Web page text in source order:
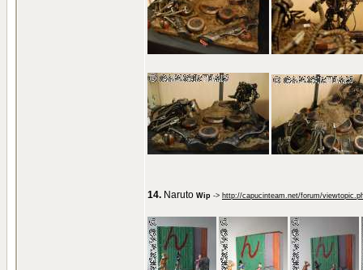
14. Naruto Wip -> http://capucinteam.net/forum/